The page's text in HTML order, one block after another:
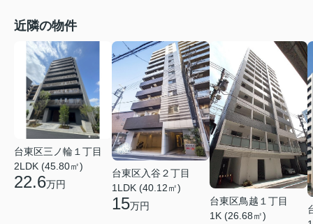
近隣の物件
台東区三ノ輪１丁目
2LDK (45.80㎡)
22.6万円
台東区入谷２丁目
1LDK (40.12㎡)
15万円
台東区鳥越１丁目
1K (26.68㎡)